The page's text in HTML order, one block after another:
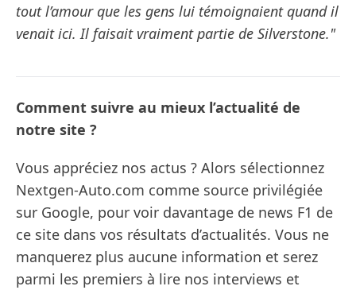
tout l’amour que les gens lui témoignaient quand il
venait ici. Il faisait vraiment partie de Silverstone."
Comment suivre au mieux l’actualité de
notre site ?
Vous appréciez nos actus ? Alors sélectionnez
Nextgen-Auto.com comme source privilégiée
sur Google, pour voir davantage de news F1 de
ce site dans vos résultats d’actualités. Vous ne
manquerez plus aucune information et serez
parmi les premiers à lire nos interviews et